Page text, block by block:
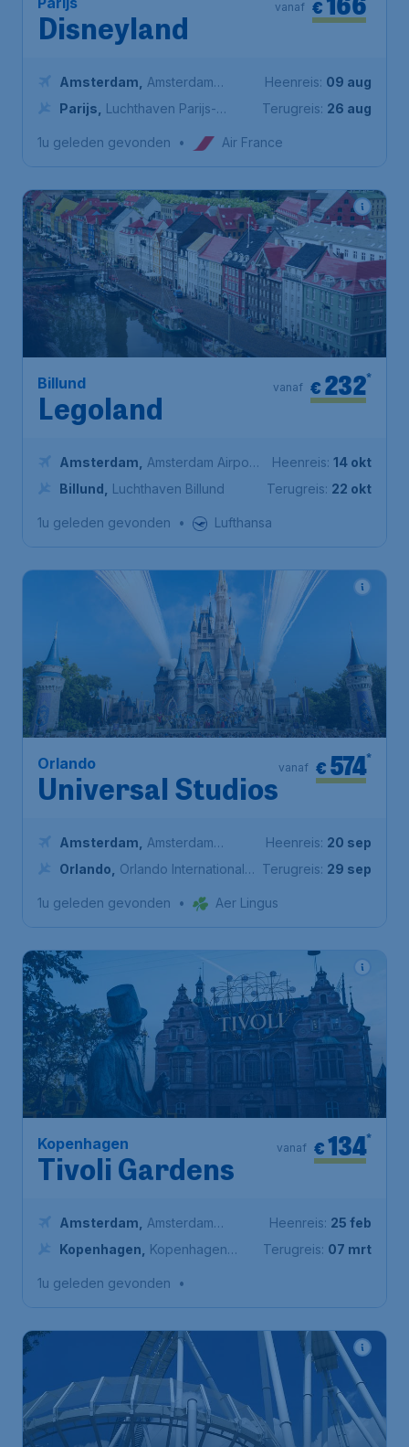
Disneyland
€
vanaf
Amsterdam
Amsterdam
Airport Schiphol
Parijs
Luchthaven Parijs-
Heenreis: 09 aug
Terugreis: 26 aug
1u geleden gevonden • Air France
Billund
Legoland
€ 232*
vanaf
Amsterdam
Amsterdam Airport
Schiphol
Billund Luchthaven Billund
Heenreis: 14 okt
Terugreis: 22 okt
1u geleden gevonden • Lufthansa
Orlando
Universal Studios
€ 574*
vanaf
Amsterdam
Amsterdam
Airport Schiphol
Orlando
Orlando International
Heenreis: 20 sep
Terugreis: 29 sep
1u geleden gevonden • Aer Lingus
Kopenhagen
Tivoli Gardens
€134*
vanaf
Amsterdam
Amsterdam
Airport Schiphol
Kopenhagen
Kopenhagen
Heenreis: 25 feb
Terugreis: 07 mrt
1u geleden gevonden •